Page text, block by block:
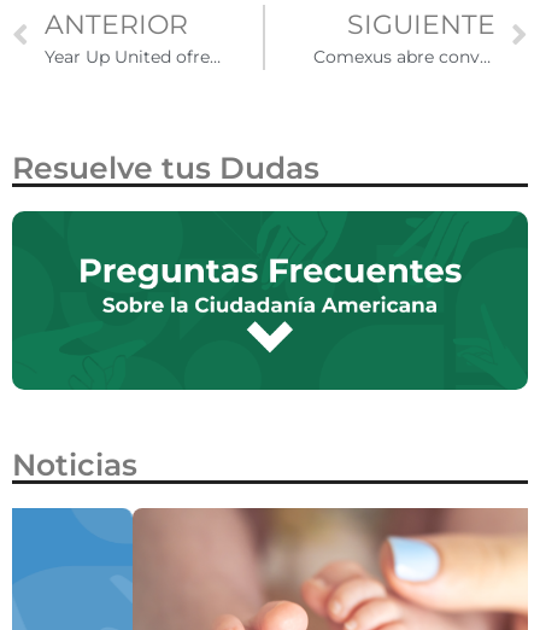
ANTERIOR
Year Up United ofrece capacitación tecnológica y profesional gratuita para jóvenes en Estados Unidos
SIGUIENTE
Comexus abre convocatoria para que instituciones públicas mexicanas reciban asistentes de inglés de Estados Unidos en 2026-2027
Resuelve tus Dudas
Noticias